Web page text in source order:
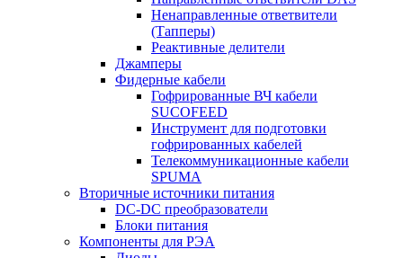
Ненаправленные ответвители
(Тапперы)
Реактивные делители
Джамперы
Фидерные кабели
Гофрированные ВЧ кабели
SUCOFEED
Инструмент для подготовки
гофрированных кабелей
Телекоммуникационные кабели
SPUMA
Вторичные источники питания
DC-DC преобразователи
Блоки питания
Компоненты для РЭА